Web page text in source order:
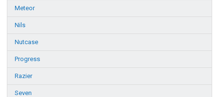
Meteor
Nils
Nutcase
Progress
Razier
Seven